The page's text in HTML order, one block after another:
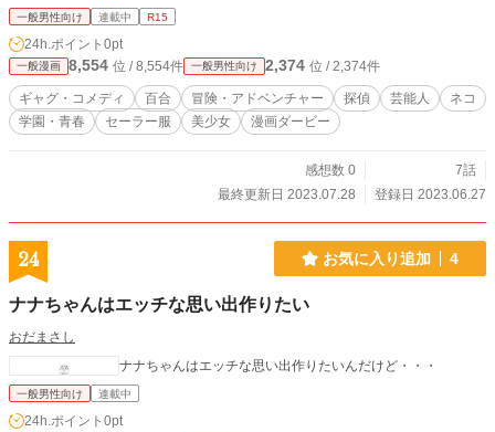
一般男性向け 連載中 R15
24h.ポイント 0pt
一般漫画 8,554 位 / 8,554件 一般男性向け 2,374 位 / 2,374件
ギャグ・コメディ 百合 冒険・アドベンチャー 探偵 芸能人
ネコ
学園・青春
セーラー服 美少女 漫画ダービー
感想数 0
7話
最終更新日 2023.07.28
登録日 2023.06.27
24 お気に入り追加 4
ナナちゃんはエッチな思い出作りたい
おだまさし
ナナちゃんはエッチな思い出作りたいんだけど・・・
一般男性向け 連載中
24h.ポイント 0pt